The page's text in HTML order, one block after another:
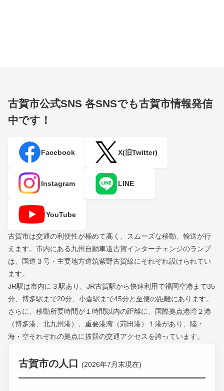
古賀市公式SNS 各SNSでも古賀市情報発信
中です！
Facebook X(旧Twitter)
Instagram LINE
YouTube
古賀市は交通の利便性が極めて高く、スムーズな移動、輸送が行
えます。市内にある九州自動車道古賀インターチェンジのランプ
は、国道３号・主要地方道筑紫野古賀線にそれぞれ設けられてい
ます。
JR駅は市内に３駅あり、JR古賀駅から快速利用で福岡空港まで35
分、博多駅まで20分、小倉駅まで45分と至便の距離にあります。
さらに、移動所要時間が１時間以内の距離に、国際拠点港湾２港
（博多港、北九州港）、重要港湾（苅田港）１港があり、陸・
海・空それぞれの拠点に抜群の交通アクセスを誇っています。
古賀市の人口 (2026年7月末現在)